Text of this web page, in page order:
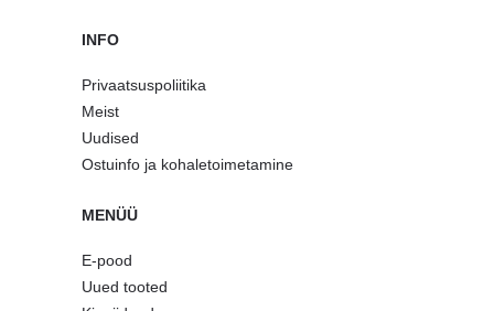
INFO
Privaatsuspoliitika
Meist
Uudised
Ostuinfo ja kohaletoimetamine
MENÜÜ
E-pood
Uued tooted